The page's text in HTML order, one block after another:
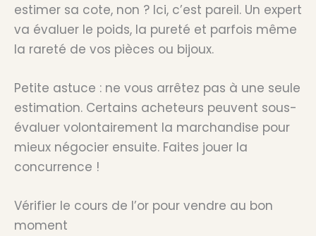
estimer sa cote, non ? Ici, c’est pareil. Un expert
va évaluer le poids, la pureté et parfois même
la rareté de vos pièces ou bijoux.
Petite astuce : ne vous arrêtez pas à une seule
estimation. Certains acheteurs peuvent sous-
évaluer volontairement la marchandise pour
mieux négocier ensuite. Faites jouer la
concurrence !
Vérifier le cours de l’or pour vendre au bon
moment